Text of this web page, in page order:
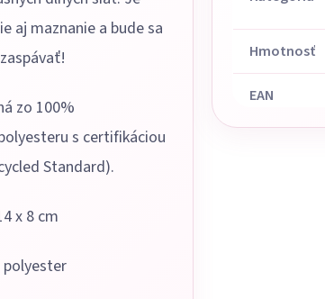
aj maznanie a bude sa
zo 100%
s certifikáciou
Standard).
x 8 cm
polyester
Hmotnosť
EAN